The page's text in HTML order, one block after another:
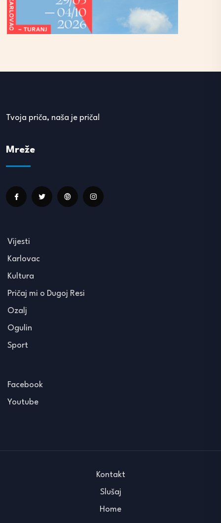
Tvoja priča, naša je priča!
Mreže
Vijesti
Karlovac
Kultura
Pričaj mi o Dugoj Resi
Ozalj
Ogulin
Sport
Facebook
Youtube
Kontakt
Slušaj
Home